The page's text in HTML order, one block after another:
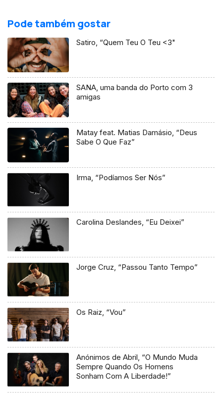
Pode também gostar
Satiro, “Quem Teu O Teu <3"
SANA, uma banda do Porto com 3
amigas
Matay feat. Matias Damásio, “Deus
Sabe O Que Faz”
Irma, “Podíamos Ser Nós”
Carolina Deslandes, “Eu Deixei”
Jorge Cruz, “Passou Tanto Tempo”
Os Raiz, “Vou”
Anónimos de Abril, “O Mundo Muda
Sempre Quando Os Homens
Sonham Com A Liberdade!”